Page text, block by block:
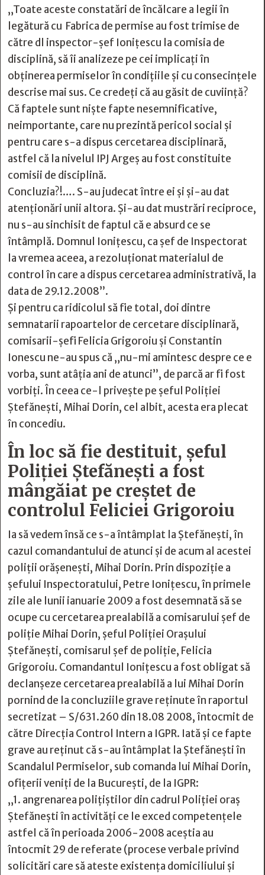
„Toate aceste constatări de încălcare a legii în
legătură cu Fabrica de permise au fost trimise de
către dl inspector-șef Ionițescu la comisia de
disciplină, să îi analizeze pe cei implicați în
obținerea permiselor în condițiile și cu consecințele
descrise mai sus. Ce credeți că au găsit de cuviință?
Că faptele sunt niște fapte nesemnificative,
neimportante, care nu prezintă pericol social și
pentru care s-a dispus cercetarea disciplinară,
astfel că la nivelul IPJ Argeș au fost constituite
comisii de disciplină.
Concluzia?!…. S-au judecat între ei și și-au dat
atenționări unii altora. Și-au dat mustrări reciproce,
nu s-au sinchisit de faptul că e absurd ce se
întâmplă. Domnul Ionițescu, ca șef de Inspectorat
la vremea aceea, a rezoluționat materialul de
control în care a dispus cercetarea administrativă, la
data de 29.12.2008”.
Și pentru ca ridicolul să fie total, doi dintre
semnatarii rapoartelor de cercetare disciplinară,
comisarii-şefi Felicia Grigoroiu şi Constantin
Ionescu ne-au spus că „nu-mi amintesc despre ce e
vorba, sunt atâţia ani de atunci”, de parcă ar fi fost
vorbiţi. În ceea ce-l priveşte pe şeful Poliţiei
Ştefăneşti, Mihai Dorin, cel albit, acesta era plecat
în concediu.
În loc să fie destituit, șeful
Poliţiei Ştefăneşti a fost
mângăiat pe creștet de
controlul Feliciei Grigoroiu
Ia să vedem însă ce s-a întâmplat la Ștefănești, în
cazul comandantului de atunci și de acum al acestei
poliții orășenești, Mihai Dorin. Prin dispoziţie a
şefului Inspectoratului, Petre Ionițescu, în primele
zile ale lunii ianuarie 2009 a fost desemnată să se
ocupe cu cercetarea prealabilă a comisarului şef de
poliţie Mihai Dorin, şeful Poliţiei Oraşului
Ştefăneşti, comisarul şef de poliţie, Felicia
Grigoroiu. Comandantul Ionițescu a fost obligat să
declanșeze cercetarea prealabilă a lui Mihai Dorin
pornind de la concluziile grave reținute în raportul
secretizat – S/631.260 din 18.08 2008, întocmit de
către Direcţia Control Intern a IGPR. Iată și ce fapte
grave au reținut că s-au întâmplat la Ștefănești în
Scandalul Permiselor, sub comanda lui Mihai Dorin,
ofițerii veniți de la București, de la IGPR:
„1. angrenarea poliţiştilor din cadrul Poliţiei oraş
Ştefăneşti în activităţi ce le exced competenţele
astfel că în perioada 2006-2008 aceştia au
întocmit 29 de referate (procese verbale privind
solicitări care să ateste existenţa domiciliului şi